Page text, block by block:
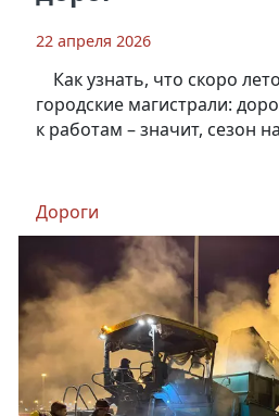
22 апреля 2026
Как узнать, что скоро
городские магистрали:
к работам – значит, сезон
Дороги